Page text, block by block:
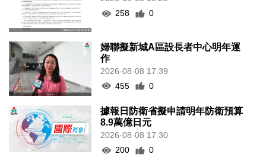
258
0
婦聯擬新城A區設長者中心明年運
作
2026-08-08 17:39
455
0
據報日防衛省擬申請明年防衛預算
8.9萬億日元
2026-08-08 17:30
200
0